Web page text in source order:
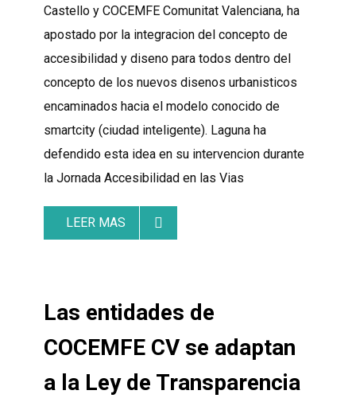
Castello y COCEMFE Comunitat Valenciana, ha
apostado por la integracion del concepto de
accesibilidad y diseno para todos dentro del
concepto de los nuevos disenos urbanisticos
encaminados hacia el modelo conocido de
smartcity (ciudad inteligente). Laguna ha
defendido esta idea en su intervencion durante
la Jornada Accesibilidad en las Vias
LEER MAS
Las entidades de
COCEMFE CV se adaptan
a la Ley de Transparencia